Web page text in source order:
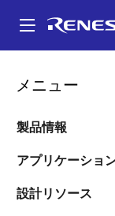
ン
メニュー
製品情報
アプリケーショ
設計リソース
パ
ン
く
ず
「熊本県熊本地方
「熊本
よる当
につい